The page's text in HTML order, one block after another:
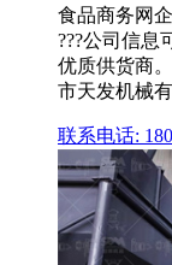
食品商务网企
???公司信息
优质供货商
市天发机械
联系电话: